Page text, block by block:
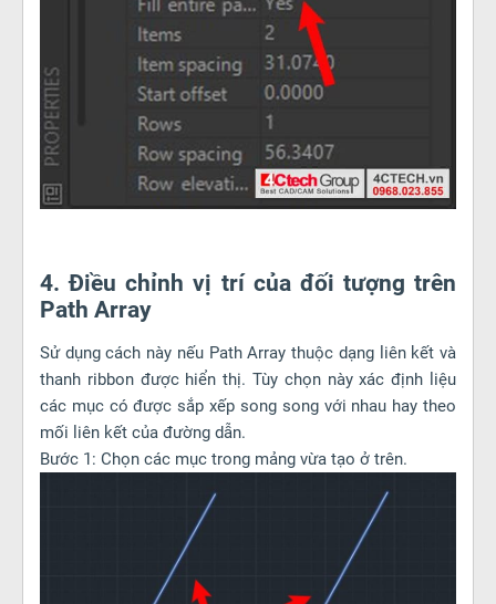
4. Điều chỉnh vị trí của đối tượng trên
Path Array
Sử dụng cách này nếu Path Array thuộc dạng liên kết và
thanh ribbon được hiển thị. Tùy chọn này xác định liệu
các mục có được sắp xếp song song với nhau hay theo
mối liên kết của đường dẫn.
Bước 1: Chọn các mục trong mảng vừa tạo ở trên.